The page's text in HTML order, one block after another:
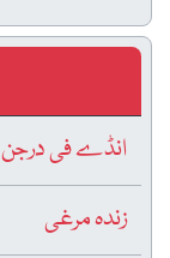
انڈے فی درجن
زندہ مرغی